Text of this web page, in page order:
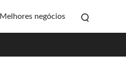
Melhores negócios